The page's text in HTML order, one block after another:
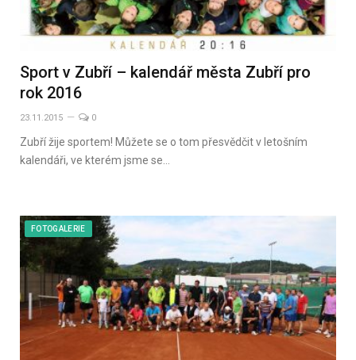
Sport v Zubří – kalendář města Zubří pro
rok 2016
23.11.2015 0
Zubří žije sportem! Můžete se o tom přesvědčit v letošním
kalendáři, ve kterém jsme se…
FOTOGALERIE